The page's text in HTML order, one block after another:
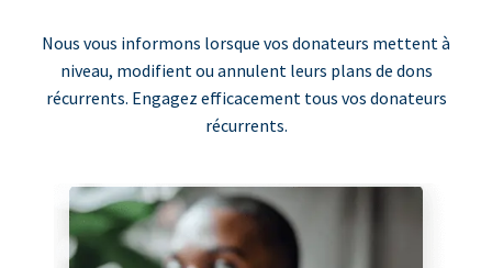
Nous vous informons lorsque vos donateurs mettent à
niveau, modifient ou annulent leurs plans de dons
récurrents. Engagez efficacement tous vos donateurs
récurrents.